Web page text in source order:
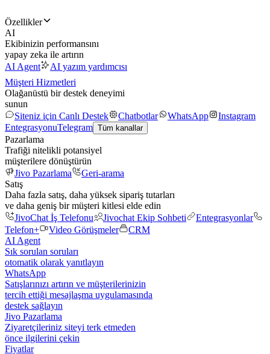
Özellikler
AI
Ekibinizin performansını
yapay zeka ile artırın
AI Agent
AI yazım yardımcısı
Müşteri Hizmetleri
Olağanüstü bir destek deneyimi
sunun
Siteniz için Canlı Destek
Chatbotlar WhatsApp
Instagram
EntegrasyonuTelegram Tüm kanallar
Pazarlama
Trafiği nitelikli potansiyel
müşterilere dönüştürün
Jivo Pazarlama
Geri-arama
Satış
Daha fazla satış, daha yüksek sipariş tutarları
ve daha geniş bir müşteri kitlesi elde edin
JivoChat İş Telefonu
Jivochat Ekip Sohbeti
Entegrasyonlar
Telefon+
Video Görüşmeler
CRM
AI Agent
Sık sorulan soruları
otomatik olarak yanıtlayın
WhatsApp
Satışlarınızı artırın ve müşterilerinizin
tercih ettiği mesajlaşma uygulamasında
destek sağlayın
Jivo Pazarlama
Ziyaretçileriniz siteyi terk etmeden
önce ilgilerini çekin
Fiyatlar